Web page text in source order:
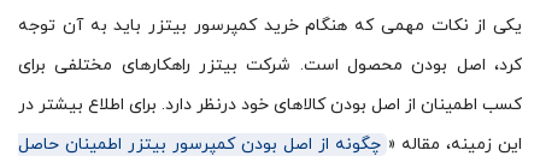
یکی از نکات مهمی که هنگام خرید کمپرسور بیتزر باید به آن توجه
کرد، اصل بودن محصول است. شرکت بیتزر راهکارهای مختلفی برای
کسب اطمینان از اصل بودن کالاهای خود درنظر دارد. برای اطلاع بیشتر در
این زمینه، مقاله « چگونه از اصل بودن کمپرسور بیتزر اطمینان حاصل